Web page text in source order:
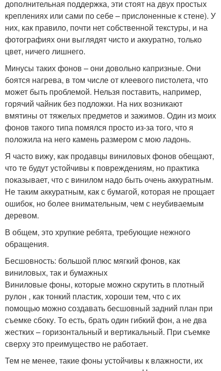
дополнительная поддержка, эти стоят на двух простых
креплениях или сами по себе – прислоненные к стене). У
них, как правило, почти нет собственной текстуры, и на
фотографиях они выглядят чисто и аккуратно, только
цвет, ничего лишнего.
Минусы таких фонов – они довольно капризные. Они
боятся нагрева, в том числе от клеевого пистолета, что
может быть проблемой. Нельзя поставить, например,
горячий чайник без подложки. На них возникают
вмятины от тяжелых предметов и зажимов. Один из моих
фонов такого типа помялся просто из-за того, что я
положила на него камень размером с мою ладонь.
Я часто вижу, как продавцы виниловых фонов обещают,
что те будут устойчивы к повреждениям, но практика
показывает, что с винилом надо быть очень аккуратным.
Не таким аккуратным, как с бумагой, которая не прощает
ошибок, но более внимательным, чем с неубиваемым
деревом.
В общем, это хрупкие ребята, требующие нежного
обращения.
Бесшовность: большой плюс мягкий фонов, как
виниловых, так и бумажных
Виниловые фоны, которые можно скрутить в плотный
рулон , как тонкий пластик, хороши тем, что с их
помощью можно создавать бесшовный задний план при
съемке сбоку. То есть, брать один гибкий фон, а не два
жестких – горизонтальный и вертикальный. При съемке
сверху это преимущество не работает.
Тем не менее, такие фоны устойчивы к влажности, их